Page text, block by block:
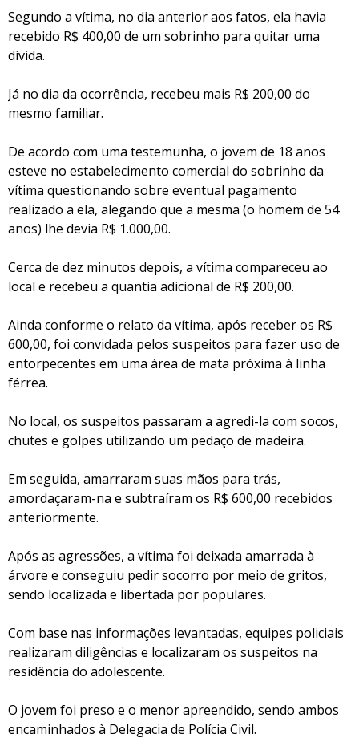
Segundo a vítima, no dia anterior aos fatos, ela havia
recebido R$ 400,00 de um sobrinho para quitar uma
dívida.
Já no dia da ocorrência, recebeu mais R$ 200,00 do
mesmo familiar.
De acordo com uma testemunha, o jovem de 18 anos
esteve no estabelecimento comercial do sobrinho da
vítima questionando sobre eventual pagamento
realizado a ela, alegando que a mesma (o homem de 54
anos) lhe devia R$ 1.000,00.
Cerca de dez minutos depois, a vítima compareceu ao
local e recebeu a quantia adicional de R$ 200,00.
Ainda conforme o relato da vítima, após receber os R$
600,00, foi convidada pelos suspeitos para fazer uso de
entorpecentes em uma área de mata próxima à linha
férrea.
No local, os suspeitos passaram a agredi-la com socos,
chutes e golpes utilizando um pedaço de madeira.
Em seguida, amarraram suas mãos para trás,
amordaçaram-na e subtraíram os R$ 600,00 recebidos
anteriormente.
Após as agressões, a vítima foi deixada amarrada à
árvore e conseguiu pedir socorro por meio de gritos,
sendo localizada e libertada por populares.
Com base nas informações levantadas, equipes policiais
realizaram diligências e localizaram os suspeitos na
residência do adolescente.
O jovem foi preso e o menor apreendido, sendo ambos
encaminhados à Delegacia de Polícia Civil.